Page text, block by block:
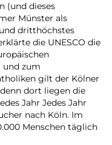
(und dieses
Münster als
dritthöchstes
die UNESCO die
und zum
gilt der Kölner
dort liegen die
Jahr Jedes Jahr
nach Köln. Im
Menschen täglich